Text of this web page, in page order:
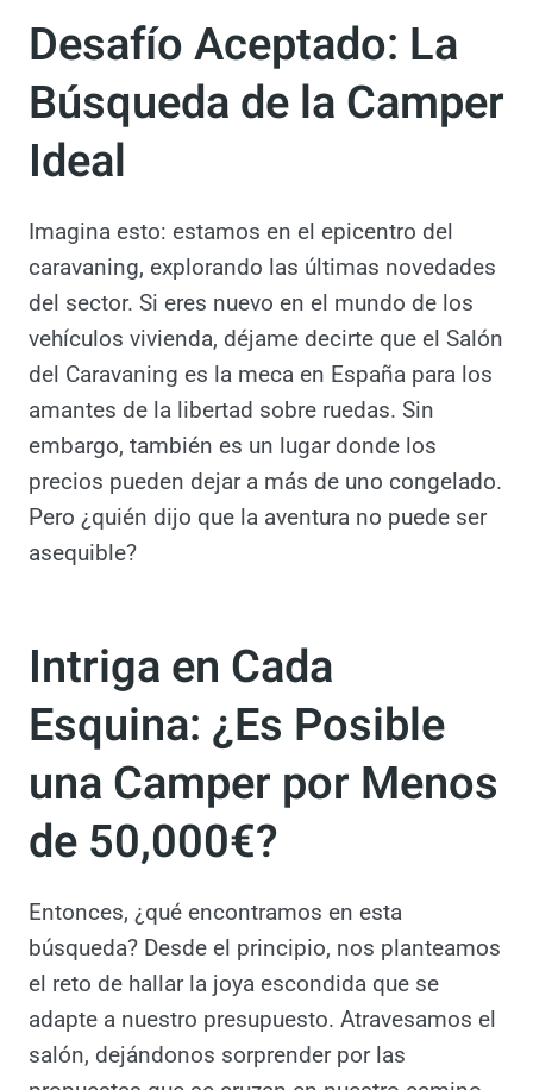
Desafío Aceptado: La
Búsqueda de la
Camper Ideal
Imagina esto: estamos en el epicentro del
caravaning, explorando las últimas
novedades del sector. Si eres nuevo en el
mundo de los vehículos vivienda, déjame
decirte que el Salón del Caravaning es la
meca en España para los amantes de la
libertad sobre ruedas. Sin embargo, también
es un lugar donde los precios pueden dejar a
más de uno congelado. Pero ¿quién dijo que
Intriga en Cada
Esquina: ¿Es Posible
una Camper por
Menos de 50,000€?
Entonces, ¿qué encontramos en esta
búsqueda? Desde el principio, nos
planteamos el reto de hallar la joya
escondida que se adapte a nuestro